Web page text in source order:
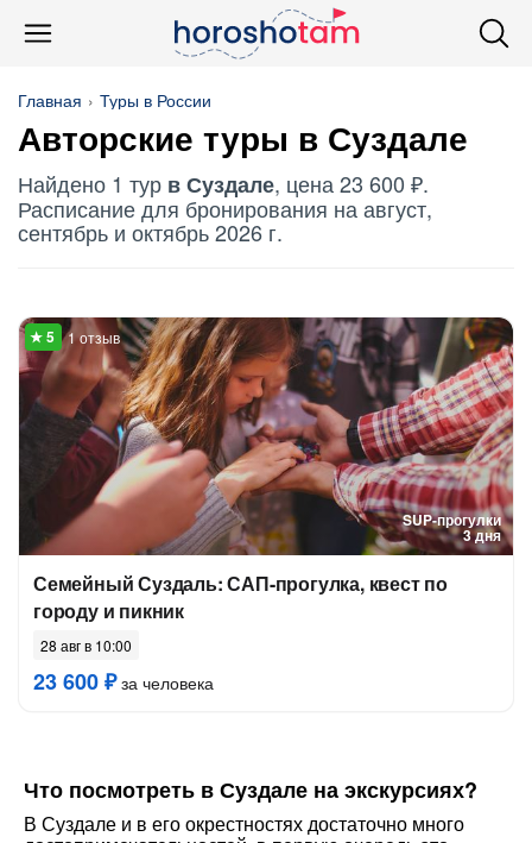
Главная Туры в России
Авторские туры в Суздале
Найдено 1 тур в Суздале, цена 23 600 ₽.
Расписание для бронирования на август,
сентябрь и октябрь 2026 г.
SUP-прогулки
3 дня
1 отзыв
Семейный Суздаль: САП-прогулка, квест по
городу и пикник
28 авг в 10:00
23 600 ₽за человека
Что посмотреть в Суздале на экскурсиях?
В Суздале и в его окрестностях достаточно много